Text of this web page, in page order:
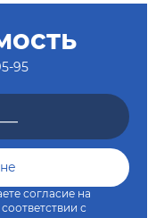
95
согласие на
с